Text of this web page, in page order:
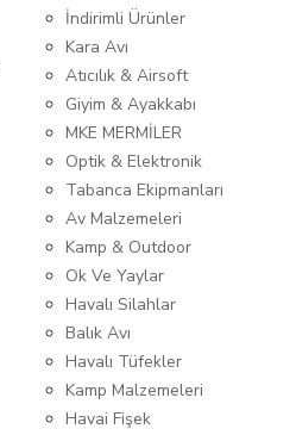
İndirimli Ürünler
Kara Avı
Atıcılık & Airsoft
Giyim & Ayakkabı
MKE MERMİLER
Optik & Elektronik
Tabanca Ekipmanları
Av Malzemeleri
Kamp & Outdoor
Ok Ve Yaylar
Havalı Silahlar
Balık Avı
Havalı Tüfekler
Kamp Malzemeleri
Havai Fişek